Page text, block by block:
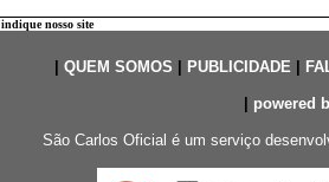
indique nosso site
QUEM SOMOS PUBLICIDADE|
powered
São Carlos Oficial é um serviço